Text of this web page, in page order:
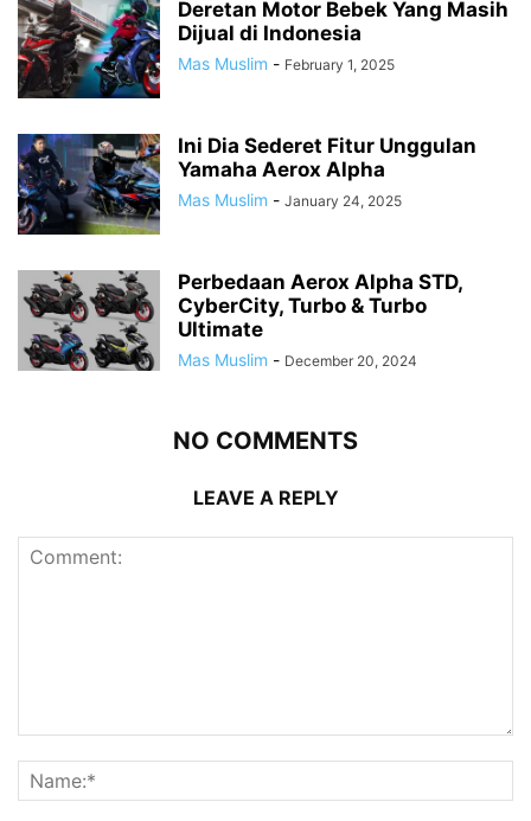
Deretan Motor Bebek Yang Masih
Dijual di Indonesia
Mas Muslim - February 1, 2025
Ini Dia Sederet Fitur Unggulan
Yamaha Aerox Alpha
Mas Muslim - January 24, 2025
Perbedaan Aerox Alpha STD,
CyberCity, Turbo & Turbo
Ultimate
Mas Muslim - December 20, 2024
NO COMMENTS
LEAVE A REPLY